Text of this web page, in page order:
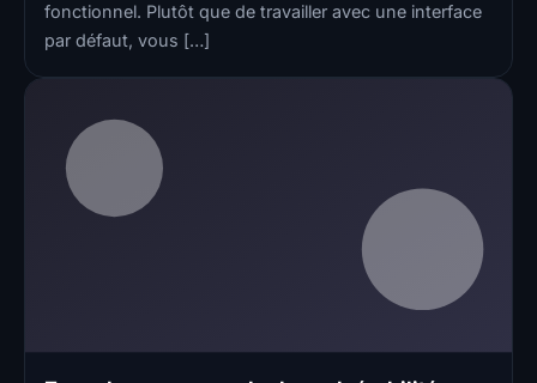
fonctionnel. Plutôt que de travailler avec une interface
par défaut, vous […]